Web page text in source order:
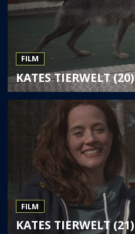
FILM
KATES TIERWELT (20)
FILM
KATES TIERWELT (21)